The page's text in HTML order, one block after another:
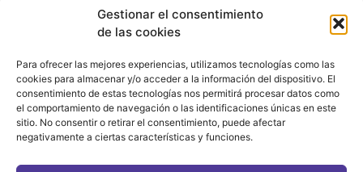
Gestionar el consentimiento
de las cookies
Para ofrecer las mejores experiencias, utilizamos tecnologías como las
cookies para almacenar y/o acceder a la información del dispositivo. El
consentimiento de estas tecnologías nos permitirá procesar datos como
el comportamiento de navegación o las identificaciones únicas en este
sitio. No consentir o retirar el consentimiento, puede afectar
negativamente a ciertas características y funciones.